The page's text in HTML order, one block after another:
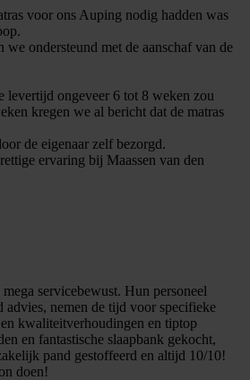
voor ons Auping nodig hadden was
we ondersteund met de aanschaf van de
levertijd ongeveer 6 tot 8 weken zou
kregen we al bericht dat de matras
de eigenaar zelf bezorgd.
ervaring bij Maassen van den
servicebewust. Hun personeel
nemen de tijd voor specifieke
kwaliteitverhoudingen en tiptop
en fantastische slaapbank gekocht,
pand gestoffeerd en altijd 10/10!
doen!